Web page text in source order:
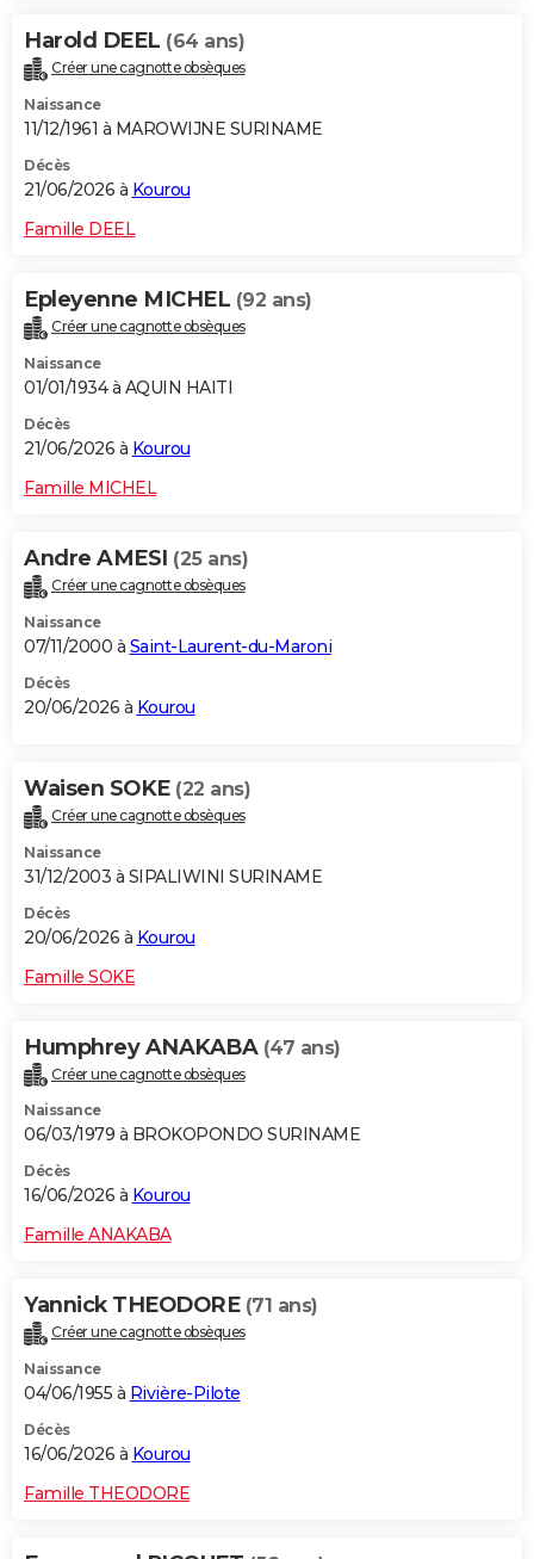
Harold DEEL (64 ans)
Créer une cagnotte obsèques
Naissance
11/12/1961 à MAROWIJNE SURINAME
Décès
21/06/2026 à Kourou
Famille DEEL
Epleyenne MICHEL (92 ans)
Créer une cagnotte obsèques
Naissance
01/01/1934 à AQUIN HAITI
Décès
21/06/2026 à Kourou
Famille MICHEL
Andre AMESI (25 ans)
Créer une cagnotte obsèques
Naissance
07/11/2000 à Saint-Laurent-du-Maroni
Décès
20/06/2026 à Kourou
Waisen SOKE (22 ans)
Créer une cagnotte obsèques
Naissance
31/12/2003 à SIPALIWINI SURINAME
Décès
20/06/2026 à Kourou
Famille SOKE
Humphrey ANAKABA (47 ans)
Créer une cagnotte obsèques
Naissance
06/03/1979 à BROKOPONDO SURINAME
Décès
16/06/2026 à Kourou
Famille ANAKABA
Yannick THEODORE (71 ans)
Créer une cagnotte obsèques
Naissance
04/06/1955 à Rivière-Pilote
Décès
16/06/2026 à Kourou
Famille THEODORE